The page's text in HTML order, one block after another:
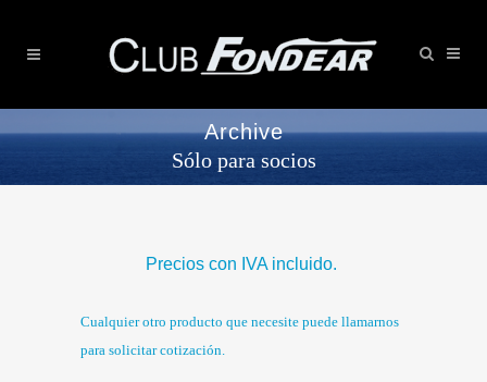
Archive
Sólo para socios
Precios con IVA incluido.
Cualquier otro producto que necesite puede llamarnos
para solicitar cotización.